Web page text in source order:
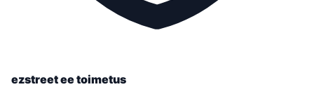
ezstreet ee toimetus